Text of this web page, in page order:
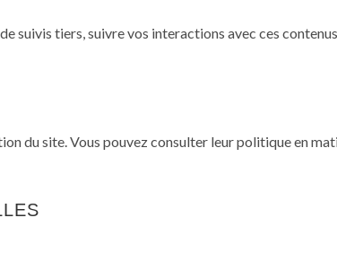
suivis tiers, suivre vos interactions avec ces
du site. Vous pouvez consulter leur politique en